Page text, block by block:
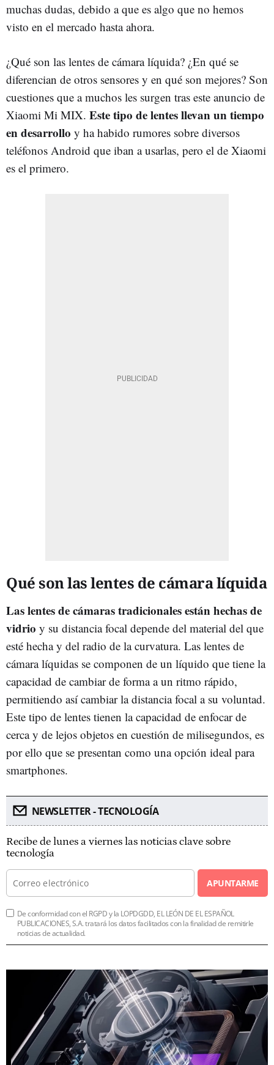
muchas dudas, debido a que es algo que no hemos
visto en el mercado hasta ahora.
¿Qué son las lentes de cámara líquida? ¿En qué se
diferencian de otros sensores y en qué son mejores? Son
cuestiones que a muchos les surgen tras este anuncio de
Xiaomi Mi MIX. Este tipo de lentes llevan un tiempo
en desarrollo y ha habido rumores sobre diversos
teléfonos Android que iban a usarlas, pero el de Xiaomi
es el primero.
Qué son las lentes de cámara líquida
Las lentes de cámaras tradicionales están hechas de
vidrio y su distancia focal depende del material del que
esté hecha y del radio de la curvatura. Las lentes de
cámara líquidas se componen de un líquido que tiene la
capacidad de cambiar de forma a un ritmo rápido,
permitiendo así cambiar la distancia focal a su voluntad.
Este tipo de lentes tienen la capacidad de enfocar de
cerca y de lejos objetos en cuestión de milisegundos, es
por ello que se presentan como una opción ideal para
smartphones.
NEWSLETTER - TECNOLOGÍA
Recibe de lunes a viernes las noticias clave sobre
tecnología
APUNTARME
De conformidad con el RGPD y la LOPDGDD, EL LEÓN DE EL ESPAÑOL
PUBLICACIONES, S.A. tratará los datos facilitados con la finalidad de remitirle
noticias de actualidad.